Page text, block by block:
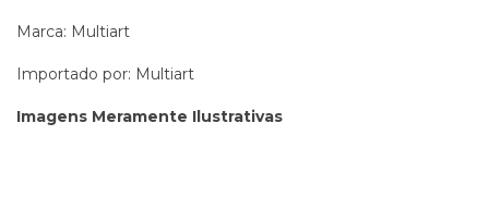
Marca: Multiart
Importado por: Multiart
Imagens Meramente Ilustrativas